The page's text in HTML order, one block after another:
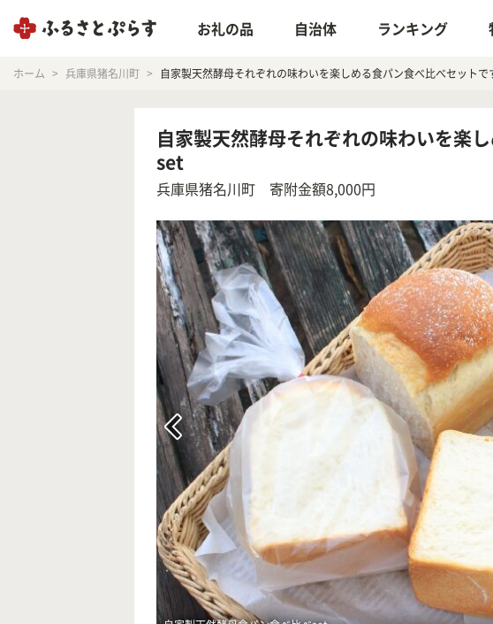
お礼の品 自治体 ランキング
ホーム 兵庫県猪名川町 自家製天然酵母それぞれの味わいを楽しめる食パン食べ比べセット
自家製天然酵母それぞれの味わいを楽
set
兵庫県猪名川町 寄附金額8,000円